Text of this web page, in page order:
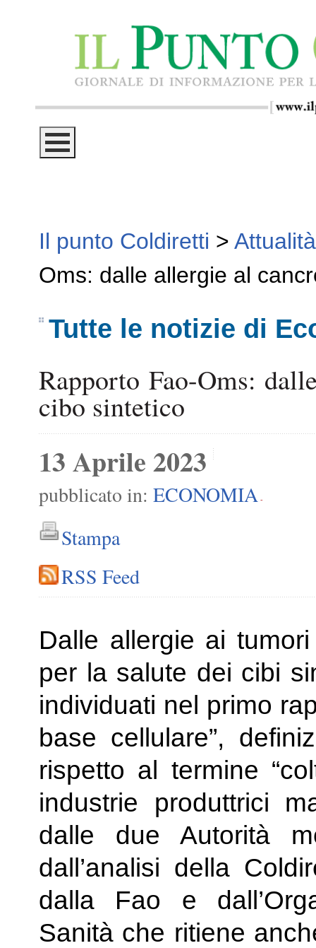
Il punto Coldiretti > Attualità
Oms: dalle allergie al
Tutte le notizie di
Rapporto Fao-Oms:
cibo sintetico
13 Aprile 2023
pubblicato in: ECONOMIA -
Stampa
RSS Feed
Dalle allergie ai
per la salute dei cibi
individuati nel primo
base cellulare”,
rispetto al termine
industrie produttrici
dalle due Autorità
dall’analisi della
dalla Fao e
Sanità che ritiene